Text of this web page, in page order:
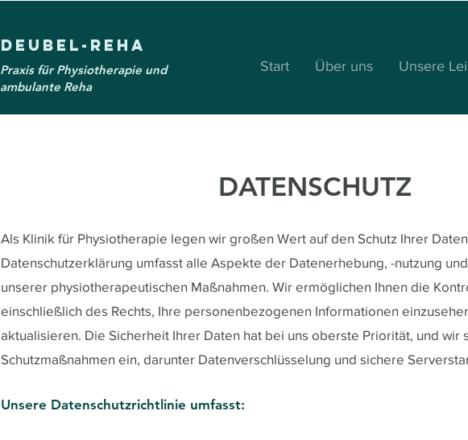
Deubel-Reha
Praxis für Physiotherapie und
ambulante Reha
Start Über uns Unsere
DATENSCHUTZ
Als Klinik für Physiotherapie legen wir großen Wert auf den Schutz Ihrer
Datenschutzerklärung umfasst alle Aspekte der Datenerhebung, -nutzung
unserer physiotherapeutischen Maßnahmen. Wir ermöglichen Ihnen die
einschließlich des Rechts, Ihre personenbezogenen Informationen
aktualisieren. Die Sicherheit Ihrer Daten hat bei uns oberste Priorität, und wir
Schutzmaßnahmen ein, darunter Datenverschlüsselung und sichere
Unsere Datenschutzrichtlinie umfasst: